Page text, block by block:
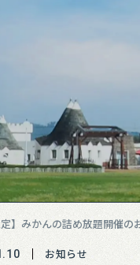
定】みかんの詰め放題開催の
お知らせ